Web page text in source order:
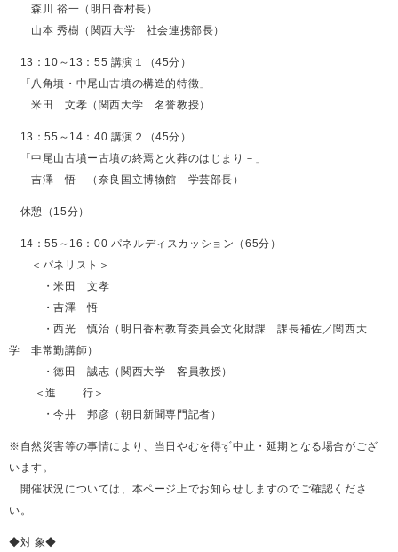
森川 裕一（明日香村長）
山本 秀樹（関西大学 社会連携部長）
13：10～13：55 講演１（45分）
「八角墳・中尾山古墳の構造的特徴」
米田 文孝（関西大学 名誉教授）
13：55～14：40 講演２（45分）
「中尾山古墳ー古墳の終焉と火葬のはじまり－」
吉澤 悟 （奈良国立博物館 学芸部長）
休憩（15分）
14：55～16：00 パネルディスカッション（65分）
＜パネリスト＞
・米田 文孝
・吉澤 悟
・西光 慎治（明日香村教育委員会文化財課 課長補佐／関西大
学 非常勤講師）
・徳田 誠志（関西大学 客員教授）
＜進 行＞
・今井 邦彦（朝日新聞専門記者）
※自然災害等の事情により、当日やむを得ず中止・延期となる場合がござ
います。
開催状況については、本ページ上でお知らせしますのでご確認くださ
い。
◆対 象◆